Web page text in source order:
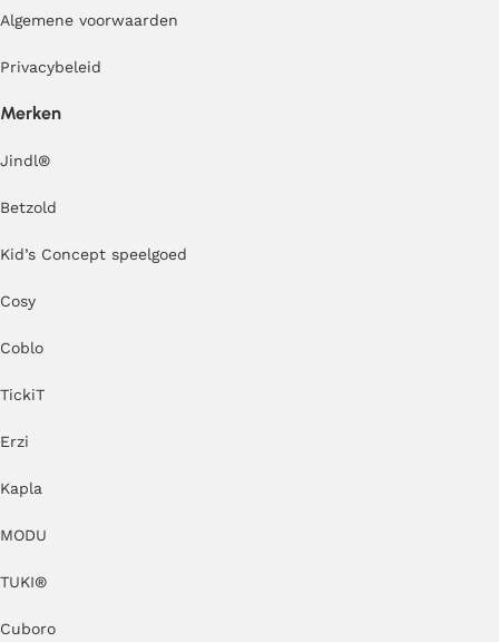
Algemene voorwaarden
Privacybeleid
Merken
Jindl®
Betzold
Kid’s Concept speelgoed
Cosy
Coblo
TickiT
Erzi
Kapla
MODU
TUKI®
Cuboro